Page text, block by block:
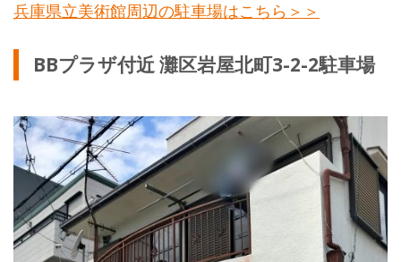
兵庫県立美術館周辺の駐車場はこちら＞＞
BBプラザ付近 灘区岩屋北町3-2-2駐車場